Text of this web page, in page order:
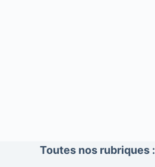
Toutes nos rubriques :